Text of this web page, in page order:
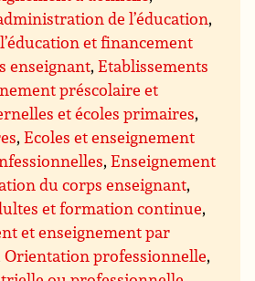
de l’éducation,
et financement
enseignant,Etablissements
préscolaire et
et écoles primaires,
,Ecoles et enseignement
,Enseignement
du corps enseignant,
et formation continue,
et enseignement par
Orientation professionnelle,